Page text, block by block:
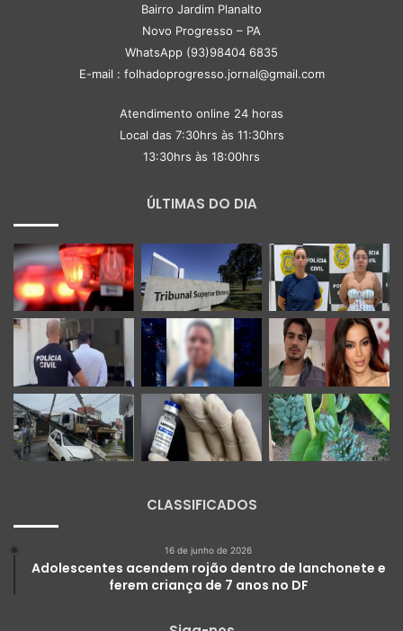
Bairro Jardim Planalto
Novo Progresso – PA
WhatsApp (93)98404 6835
E-mail : folhadoprogresso.jornal@gmail.com
Atendimento online 24 horas
Local das 7:30hrs às 11:30hrs
13:30hrs às 18:00hrs
ÚLTIMAS DO DIA
CLASSIFICADOS
16 de junho de 2026
Adolescentes acendem rojão dentro de lanchonete e
ferem criança de 7 anos no DF